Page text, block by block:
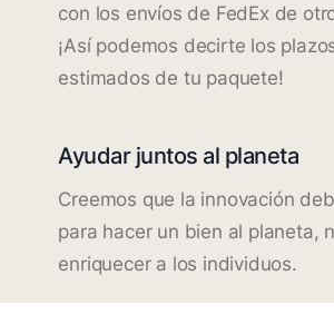
con los envíos de FedEx de
¡Así podemos decirte los
estimados de tu paquete!
Ayudar juntos al planeta
Creemos que la innovación
para hacer un bien al planeta,
enriquecer a los individuos.